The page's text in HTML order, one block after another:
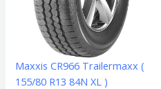
Maxxis CR966 Trailermaxx (
155/80 R13 84N XL )